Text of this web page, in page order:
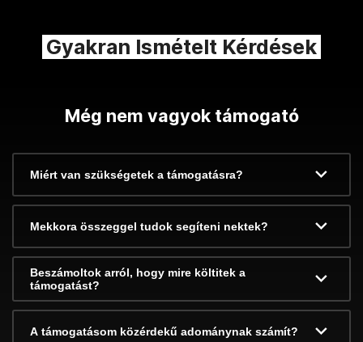
Gyakran Ismételt Kérdések
Még nem vagyok támogató
Miért van szükségetek a támogatásra?
Mekkora összeggel tudok segíteni nektek?
Beszámoltok arról, hogy mire költitek a
támogatást?
A támogatásom közérdekű adománynak számít?